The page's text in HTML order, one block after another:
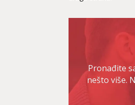
Pronađite
nešto više.